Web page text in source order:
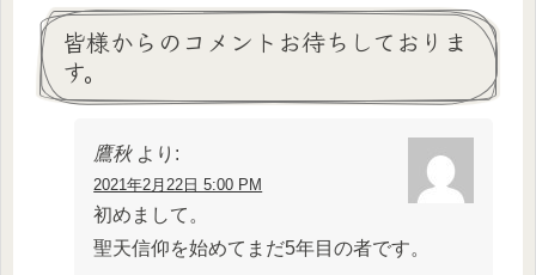
皆様からのコメントお待ちしておりま
す。
鷹秋 より:
2021年2月22日 5:00 PM
初めまして。
聖天信仰を始めてまだ5年目の者です。